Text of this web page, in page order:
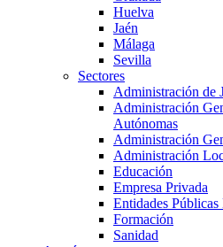
Huelva
Jaén
Málaga
Sevilla
Sectores
Administración de
Administración
Autónomas
Administración
Administración
Educación
Empresa Privada
Entidades Públicas
Formación
Sanidad